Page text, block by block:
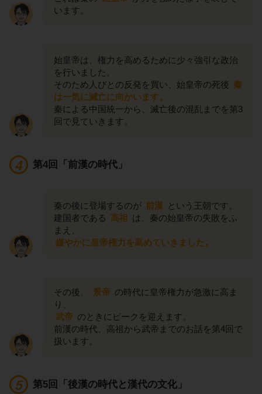
います。
始皇帝は、権力を高めるために少々強引な政治
を行いました。
そのため人びとの反発を買い、始皇帝の死後 秦
は一気に滅亡に向かいます。
秦による中国統一から、滅亡後の混乱までを第3
回で見ていきます。
第4回「前漢の時代」
秦の後に登場するのが 前漢 という王朝です。
建国者である 高祖
は、秦の始皇帝の失敗をふ
まえ、
緩やかに皇帝権力を高めていきました。
その後、 景帝 の時代に皇帝権力が急激に高ま
り、
武帝 のときにピークを迎えます。
前漢の時代、高祖から武帝までのお話を第4回で
扱います。
第5回「後漢の時代と漢代の文化」